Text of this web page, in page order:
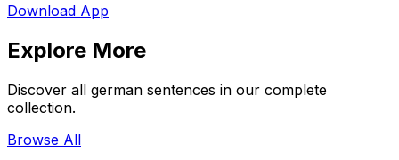
Download App
Explore More
Discover all german sentences in our complete
collection.
Browse All